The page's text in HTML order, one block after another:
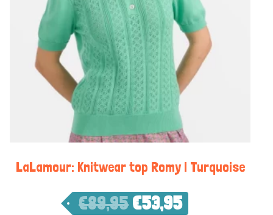
LaLamour: Knitwear top Romy | Turquoise
€89,95 €53,95